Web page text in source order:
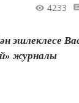
4233
эшлеклесе
журналы